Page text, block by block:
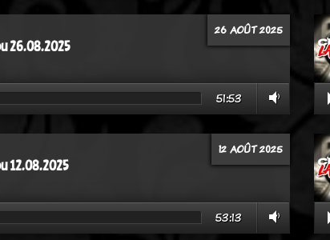
26 AOÛT 2025
26.08.2025
51:53
12 AOÛT 2025
12.08.2025
53:13